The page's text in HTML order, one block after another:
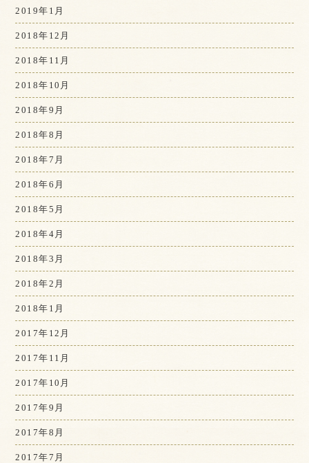
2019年1月
2018年12月
2018年11月
2018年10月
2018年9月
2018年8月
2018年7月
2018年6月
2018年5月
2018年4月
2018年3月
2018年2月
2018年1月
2017年12月
2017年11月
2017年10月
2017年9月
2017年8月
2017年7月